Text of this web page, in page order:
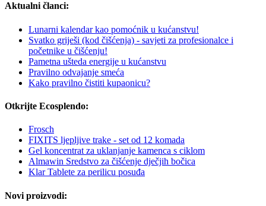
Aktualni članci:
Lunarni kalendar kao pomoćnik u kućanstvu!
Svatko griješi (kod čišćenja) - savjeti za profesionalce i
početnike u čišćenju!
Pametna ušteda energije u kućanstvu
Pravilno odvajanje smeća
Kako pravilno čistiti kupaonicu?
Otkrijte Ecosplendo:
Frosch
FIXITS ljepljive trake - set od 12 komada
Gel koncentrat za uklanjanje kamenca s ciklom
Almawin Sredstvo za čišćenje dječjih bočica
Klar Tablete za perilicu posuđa
Novi proizvodi: